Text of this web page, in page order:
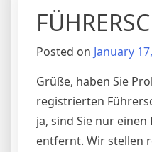
Posted on January
Grüße, haben Sie
registrierten
ja, sind Sie nur
entfernt. Wir stellen